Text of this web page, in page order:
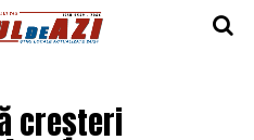
creșteri